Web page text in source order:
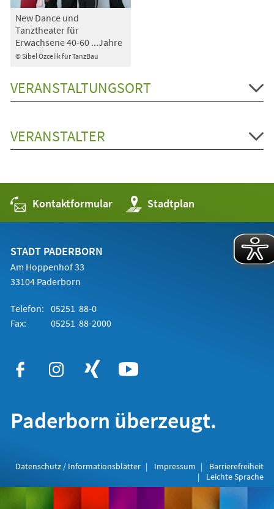
© Sibel Özcelik für TanzBau
New Dance und
Tanztheater für
Erwachsene 40-60 ...Jahre
VERANSTALTUNGSORT
VERANSTALTER
Kontaktformular Stadtplan
(Öffnet
in
einem
STADT PADERBORN
Am Hoppenhof 33
33104 Paderborn
Telefon: 05251 88-0
Fax:
05251 88-2000
Paderborn überzeugt.
Datenschutz / Informationsblätter Impressum
Barrierefreiheit
Leichte Sprache